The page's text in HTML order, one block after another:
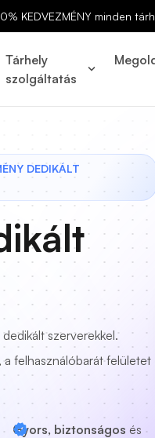
KEDVEZMÉNY minden
Tárhely
szolgáltatás
DEDIKÁLT
szerverekkel.
a felhasználóbarát felületet
Gyors, biztonságos és